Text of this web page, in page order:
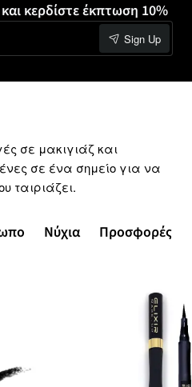
κερδίστε έκπτωση 10%
Sign Up
σε μακιγιάζ και
σε ένα σημείο για να
ταιριάζει.
Νύχια Προσφορές